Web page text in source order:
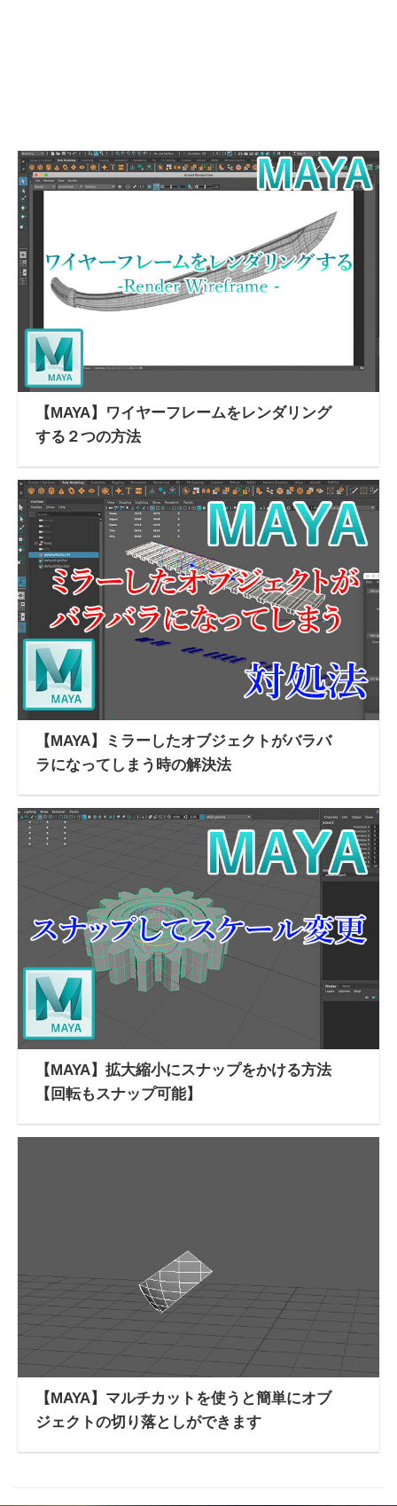
【MAYA】ワイヤーフレームをレンダリング
する２つの方法
【MAYA】ミラーしたオブジェクトがバラバ
ラになってしまう時の解決法
【MAYA】拡大縮小にスナップをかける方法
【回転もスナップ可能】
【MAYA】マルチカットを使うと簡単にオブ
ジェクトの切り落としができます